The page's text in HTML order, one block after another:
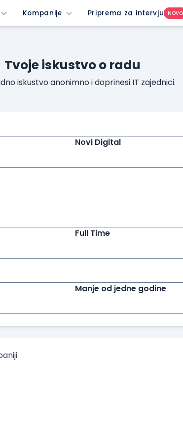
Kompanije Priprema za intervju NOVO
Tvoje iskustvo o radu
iskustvo anonimno i doprinesi IT zajednici.
Novi Digital
Full Time
Manje od jedne godine